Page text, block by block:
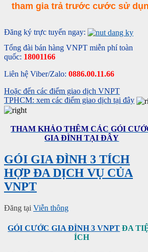
tham gia trả trước cước sử
Đăng ký trực tuyến ngay:
Tổng đài bán hàng VNPT miễn phí toàn
quốc: 18001166
Liên hệ Viber/Zalo: 0886.00.11.66
Hoặc đến các điểm giao dịch VNPT
TPHCM: xem các điểm giao dịch tại đây
THAM KHẢO THÊM CÁC GÓI
GIA ĐÌNH TẠI ĐÂY
GÓI GIA ĐÌNH 3 TÍCH
HỢP ĐA DỊCH VỤ CỦA
VNPT
Đăng tại Viễn thông
GÓI CƯỚC GIA ĐÌNH 3 VNPT ĐA
ÍCH